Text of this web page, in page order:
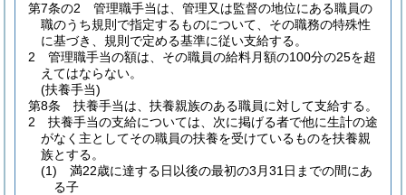
第7条の2
管理職手当は、管理又は監督の地位にある職員の
職のうち規則で指定するものについて、その職務の特殊性
に基づき、規則で定める基準に従い支給する。
2
管理職手当の額は、その職員の給料月額の100分の25を超
えてはならない。
(扶養手当)
第8条
扶養手当は、扶養親族のある職員に対して支給する。
2
扶養手当の支給については、次に掲げる者で他に生計の途
がなく主としてその職員の扶養を受けているものを扶養親
族とする。
(1)
満22歳に達する日以後の最初の3月31日までの間にあ
る子